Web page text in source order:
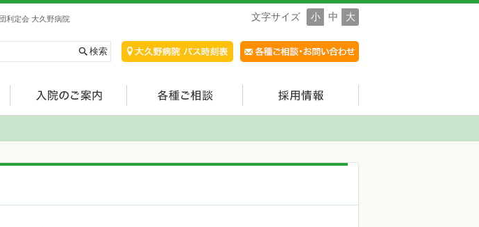
利定会 大久野病院 文字サイズ 小 中 大